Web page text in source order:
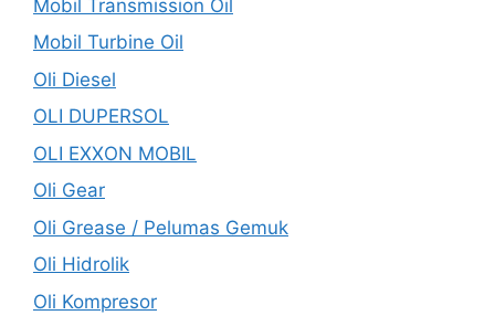
Mobil Transmission Oil
Mobil Turbine Oil
Oli Diesel
OLI DUPERSOL
OLI EXXON MOBIL
Oli Gear
Oli Grease / Pelumas Gemuk
Oli Hidrolik
Oli Kompresor